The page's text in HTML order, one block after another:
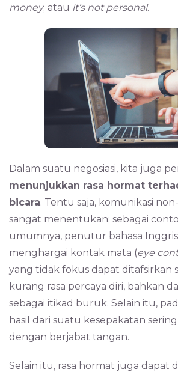
money; atau it’s not personal.
Dalam suatu negosiasi, kita juga
menunjukkan rasa hormat
bicara. Tentu saja, komunikasi
sangat menentukan; sebagai
umumnya, penutur bahasa
menghargai kontak mata (eye
yang tidak fokus dapat ditafsirkan
kurang rasa percaya diri, bahkan
sebagai itikad buruk. Selain itu,
hasil dari suatu kesepakatan
dengan berjabat tangan.
Selain itu, rasa hormat juga dapat